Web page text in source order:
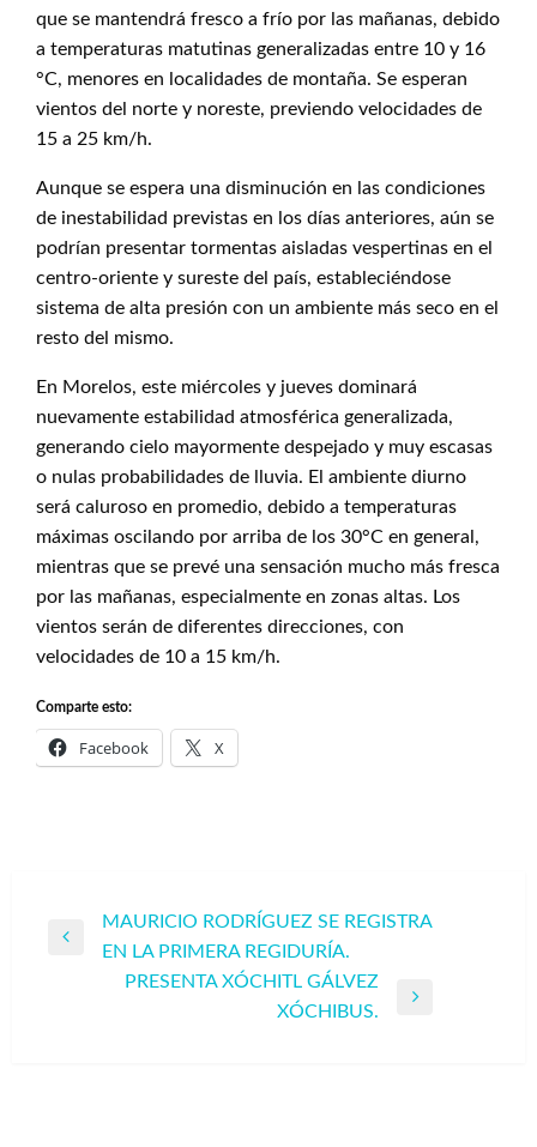
que se mantendrá fresco a frío por las mañanas, debido
a temperaturas matutinas generalizadas entre 10 y 16
°C, menores en localidades de montaña. Se esperan
vientos del norte y noreste, previendo velocidades de
15 a 25 km/h.
Aunque se espera una disminución en las condiciones
de inestabilidad previstas en los días anteriores, aún se
podrían presentar tormentas aisladas vespertinas en el
centro-oriente y sureste del país, estableciéndose
sistema de alta presión con un ambiente más seco en el
resto del mismo.
En Morelos, este miércoles y jueves dominará
nuevamente estabilidad atmosférica generalizada,
generando cielo mayormente despejado y muy escasas
o nulas probabilidades de lluvia. El ambiente diurno
será caluroso en promedio, debido a temperaturas
máximas oscilando por arriba de los 30°C en general,
mientras que se prevé una sensación mucho más fresca
por las mañanas, especialmente en zonas altas. Los
vientos serán de diferentes direcciones, con
velocidades de 10 a 15 km/h.
Comparte esto:
Facebook X
Navegación
entradas
Entrada
MAURICIO RODRÍGUEZ SE REGISTRA
EN LA PRIMERA REGIDURÍA.
PRESENTA XÓCHITL GÁLVEZ
XÓCHIBUS.